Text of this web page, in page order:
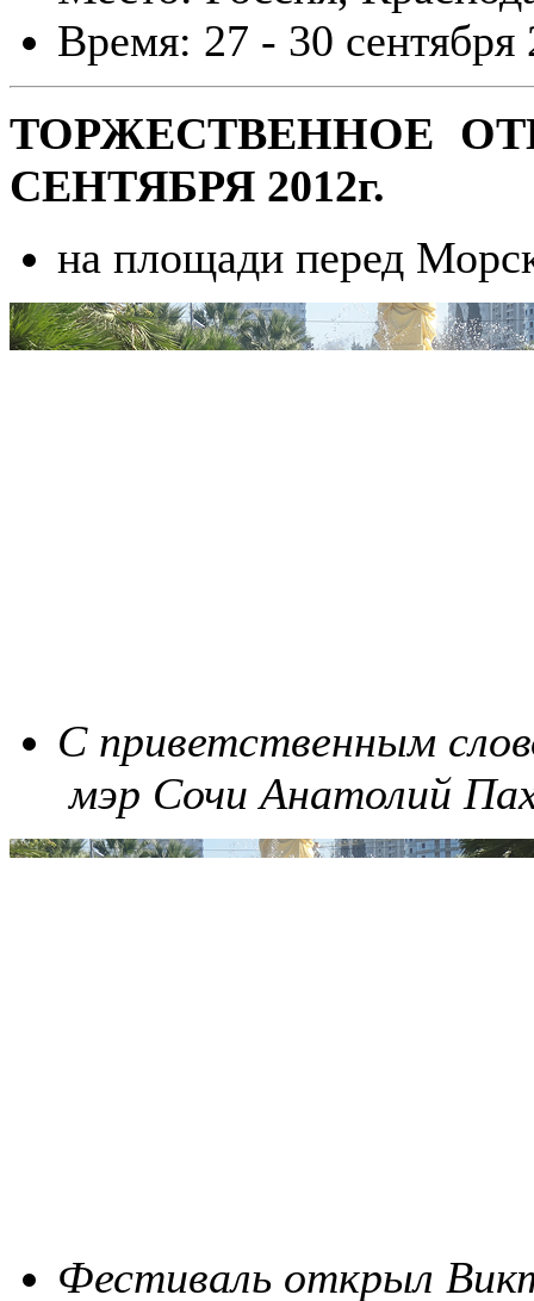
Время: 27 - 30 сентября
ТОРЖЕСТВЕННОЕ
СЕНТЯБРЯ 2012г.
на площади перед
С приветственным
мэр Сочи Анатолий
Фестиваль открыл